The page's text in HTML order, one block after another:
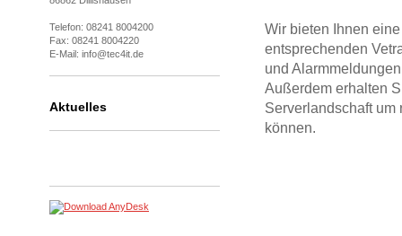
Telefon: 08241 8004200
Fax: 08241 8004220
E-Mail: info@tec4it.de
Aktuelles
Wir bieten Ihnen
entsprechenden
und
Außerdem erhalten
Serverlandschaft
können.